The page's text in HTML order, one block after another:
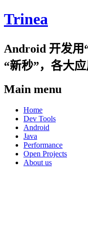
Trinea
Android 开发用
“新秒”，各大
Main menu
Skip
content
Home
Dev Tools
Android
Java
Performance
Open Projects
About us